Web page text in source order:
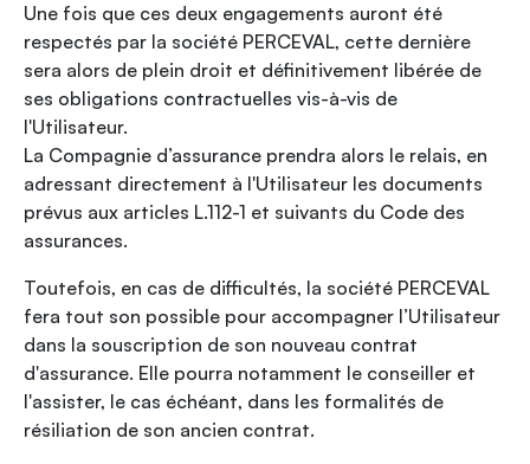
Une fois que ces deux engagements auront été
respectés par la société PERCEVAL, cette dernière
sera alors de plein droit et définitivement libérée de
ses obligations contractuelles vis-à-vis de
l'Utilisateur.
La Compagnie d’assurance prendra alors le relais, en
adressant directement à l'Utilisateur les documents
prévus aux articles L.112-1 et suivants du Code des
assurances.
Toutefois, en cas de difficultés, la société PERCEVAL
fera tout son possible pour accompagner l’Utilisateur
dans la souscription de son nouveau contrat
d'assurance. Elle pourra notamment le conseiller et
l'assister, le cas échéant, dans les formalités de
résiliation de son ancien contrat.